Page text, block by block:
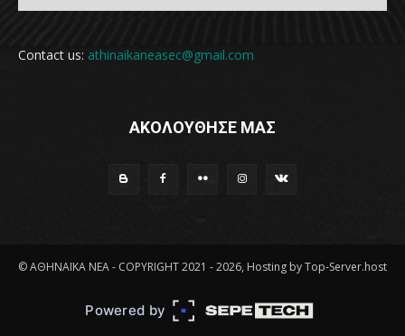
Contact us: athinaikaneasec@gmail.com
ΑΚΟΛΟΥΘΗΣΕ ΜΑΣ
© ΑΘΗΝΑΪΚΑ ΝΕΑ - COPYRIGHT 2021 - 2026, Hosting by Top-Server.host
Powered by